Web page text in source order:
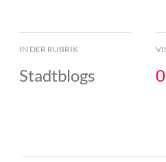
IN DER RUBRIK
Stadtblogs 0